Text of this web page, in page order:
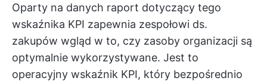
Oparty na danych raport dotyczący tego
wskaźnika KPI zapewnia zespołowi ds.
zakupów wgląd w to, czy zasoby organizacji są
optymalnie wykorzystywane. Jest to
operacyjny wskaźnik KPI, który bezpośrednio